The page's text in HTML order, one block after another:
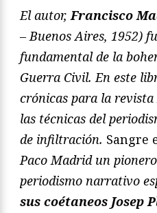
El autor,Francisco
– Buenos Aires, 1952)
fundamental de la
Guerra Civil. En este
crónicas para la
las técnicas del
de infiltración. Sangre
Paco Madrid un
periodismo narrativo
sus coétaneos Josep